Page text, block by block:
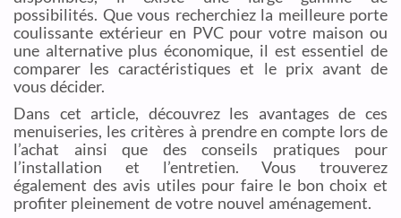
possibilités. Que vous recherchiez la meilleure porte
coulissante extérieur en PVC pour votre maison ou
une alternative plus économique, il est essentiel de
comparer les caractéristiques et le prix avant de
vous décider.
Dans cet article, découvrez les avantages de ces
menuiseries, les critères à prendre en compte lors de
l’achat ainsi que des conseils pratiques pour
l’installation et l’entretien. Vous trouverez
également des avis utiles pour faire le bon choix et
profiter pleinement de votre nouvel aménagement.